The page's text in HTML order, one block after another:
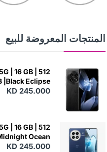
المنتجات المعروضة للبيع
| 16 GB | 512
|Black Eclipse
KD 245.000
| 16 GB | 512
Ocean
KD 245.000